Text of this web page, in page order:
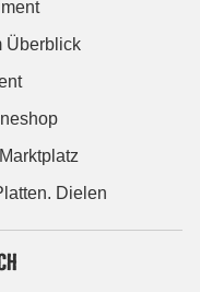
Überblick
Dielen